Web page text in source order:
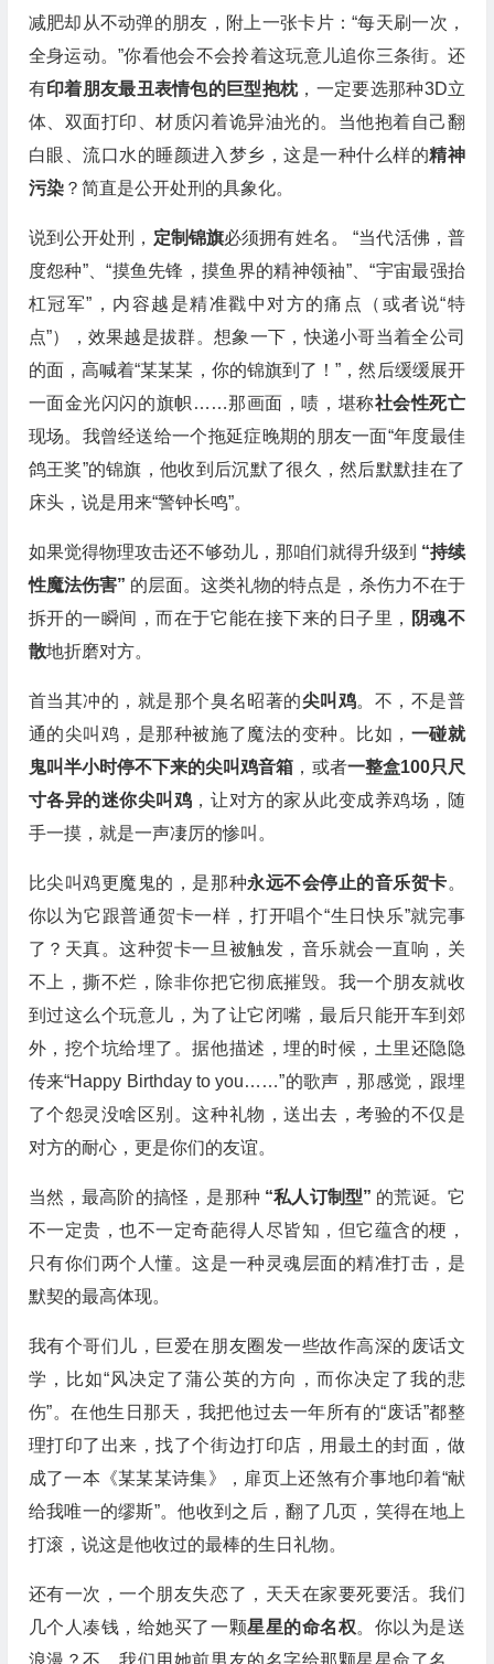
减肥却从不动弹的朋友，附上一张卡片：“每天刷一次，
全身运动。”你看他会不会拎着这玩意儿追你三条街。还
有印着朋友最丑表情包的巨型抱枕，一定要选那种3D立
体、双面打印、材质闪着诡异油光的。当他抱着自己翻
白眼、流口水的睡颜进入梦乡，这是一种什么样的精神
污染？简直是公开处刑的具象化。
说到公开处刑， 定制锦旗必须拥有姓名。 “当代活佛，普
度怨种”、“摸鱼先锋，摸鱼界的精神领袖”、“宇宙最强抬
杠冠军”，内容越是精准戳中对方的痛点（或者说“特
点”），效果越是拔群。想象一下，快递小哥当着全公司
的面，高喊着“某某某，你的锦旗到了！”，然后缓缓展开
一面金光闪闪的旗帜……那画面，啧，堪称社会性死亡
现场。我曾经送给一个拖延症晚期的朋友一面“年度最佳
鸽王奖”的锦旗，他收到后沉默了很久，然后默默挂在了
床头，说是用来“警钟长鸣”。
如果觉得物理攻击还不够劲儿，那咱们就得升级到 “持续
性魔法伤害” 的层面。这类礼物的特点是，杀伤力不在于
拆开的一瞬间，而在于它能在接下来的日子里，
阴魂不
散地折磨对方。
首当其冲的，就是那个臭名昭著的尖叫鸡。不，不是普
通的尖叫鸡，是那种被施了魔法的变种。比如， 一碰就
鬼叫半小时停不下来的尖叫鸡音箱 ，或者一整盒100只尺
寸各异的迷你尖叫鸡 ，让对方的家从此变成养鸡场，随
手一摸，就是一声凄厉的惨叫。
比尖叫鸡更魔鬼的，是那种永远不会停止的音乐贺卡。
你以为它跟普通贺卡一样，打开唱个“生日快乐”就完事
了？天真。这种贺卡一旦被触发，音乐就会一直响，关
不上，撕不烂，除非你把它彻底摧毁。我一个朋友就收
到过这么个玩意儿，为了让它闭嘴，最后只能开车到郊
外，挖个坑给埋了。据他描述，埋的时候，土里还隐隐
传来“Happy Birthday to you……”的歌声，那感觉，跟埋
了个怨灵没啥区别。这种礼物，送出去，考验的不仅是
对方的耐心，更是你们的友谊。
当然，最高阶的搞怪，是那种 “私人订制型” 的荒诞。它
不一定贵，也不一定奇葩得人尽皆知，但它蕴含的梗，
只有你们两个人懂。这是一种灵魂层面的精准打击，是
默契的最高体现。
我有个哥们儿，巨爱在朋友圈发一些故作高深的废话文
学，比如“风决定了蒲公英的方向，而你决定了我的悲
伤”。在他生日那天，我把他过去一年所有的“废话”都整
理打印了出来，找了个街边打印店，用最土的封面，做
成了一本《某某某诗集》，扉页上还煞有介事地印着“献
给我唯一的缪斯”。他收到之后，翻了几页，笑得在地上
打滚，说这是他收过的最棒的生日礼物。
还有一次，一个朋友失恋了，天天在家要死要活。我们
几个人凑钱，给她买了一颗星星的命名权。你以为是送
浪漫？不，我们用她前男友的名字给那颗星星命了名，